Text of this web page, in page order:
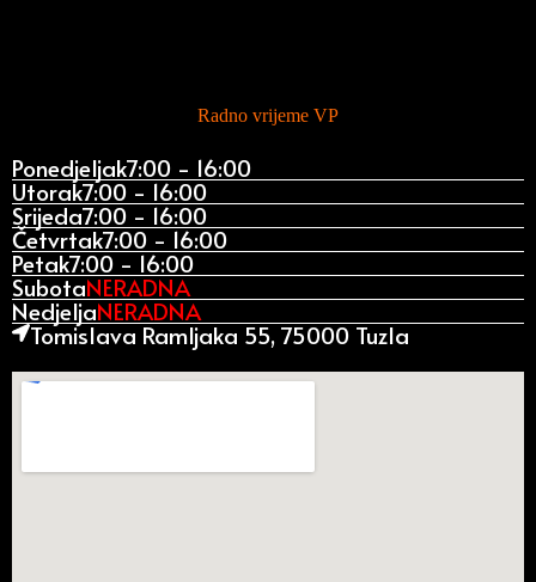
Radno vrijeme VP
Ponedjeljak7:00 - 16:00
Utorak7:00 - 16:00
Srijeda7:00 - 16:00
Četvrtak7:00 - 16:00
Petak7:00 - 16:00
SubotaNERADNA
NedjeljaNERADNA
Tomislava Ramljaka 55, 75000 Tuzla